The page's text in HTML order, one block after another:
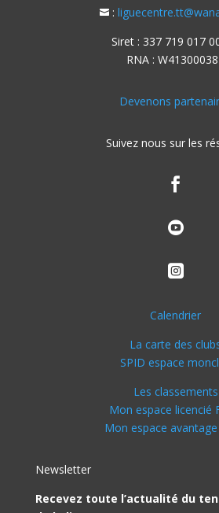
:
Siret : 337 719 017
RNA :
Devenons
Suivez nous sur les



Calendrier
La carte des
SPID espace
Les classements
Mon espace licencié
Mon espace avantage
Newsletter
Recevez toute l’actualité du